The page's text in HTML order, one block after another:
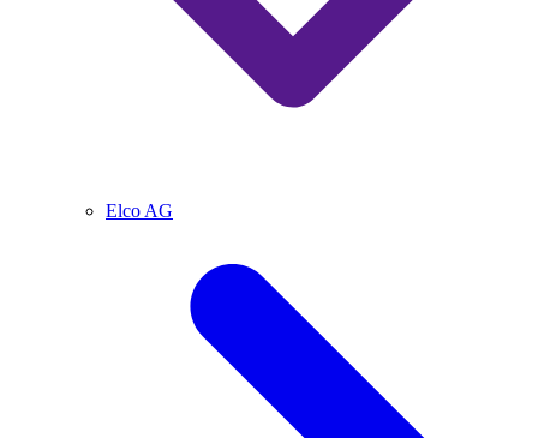
Elco AG